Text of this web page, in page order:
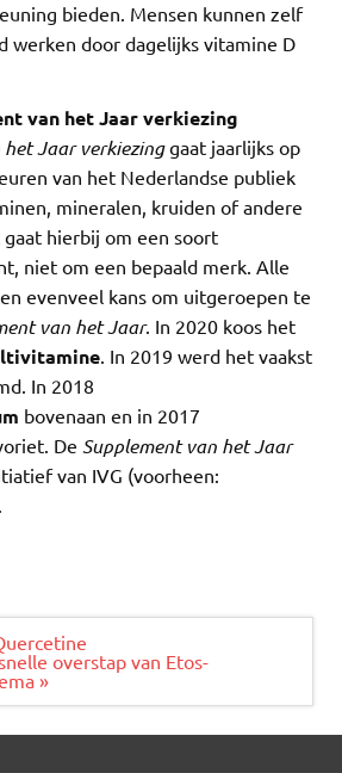
bieden. Mensen kunnen zelf
werken door dagelijks vitamine D
van het Jaar verkiezing
het Jaar verkiezinggaat jaarlijks op
van het Nederlandse publiek
mineralen, kruiden of andere
hierbij om een soort
niet om een bepaald merk. Alle
evenveel kans om uitgeroepen te
van het Jaar. In 2020 koos het
. In 2019 werd het vaakst
In 2018
bovenaan en in 2017
De Supplement van het Jaar
van IVG (voorheen:
overstap van Etos-
»